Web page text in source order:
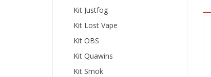
Kit Justfog
Kit Lost Vape
Kit OBS
Kit Quawins
Kit Smok